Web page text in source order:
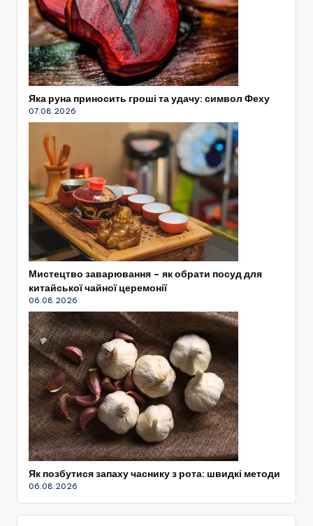
Яка руна приносить гроші та удачу: символ Феху
07.08.2026
Мистецтво заварювання – як обрати посуд для
китайської чайної церемонії
06.08.2026
Як позбутися запаху часнику з рота: швидкі методи
06.08.2026